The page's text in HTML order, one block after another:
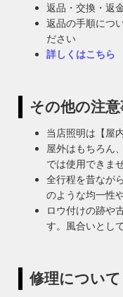
返品・交換・返
返品の手順につ
ださい
詳しくはこちら
その他の注
当店照明は【屋
屋外はもちろん
では使用できま
全行程を昔なが
のような均一性
ロウ付けの跡や
す。風合いとし
修理について